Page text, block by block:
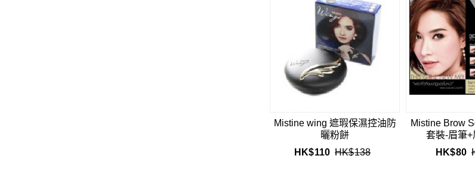
Mistine wing 遮瑕保濕控油防
曬粉餅
HK$110 HK$138
Mistine Brow
套裝-眉筆+
HK$80